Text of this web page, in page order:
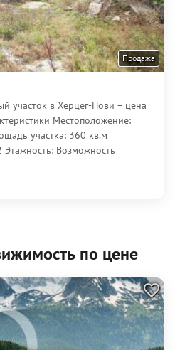
Продажа
участок в Херцег-Нови – цена
Местоположение:
участка: 360 кв.м
Возможность
по цене